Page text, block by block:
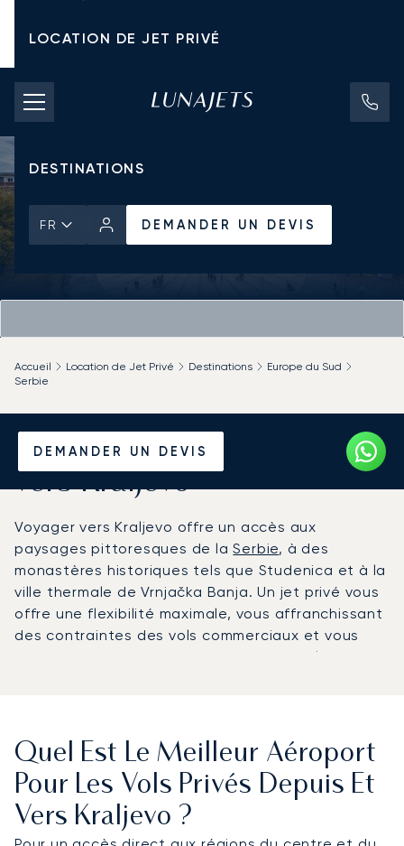
LOCATION DE JET PRIVÉ
TARIFS D'AFFRÈTEMENT
JETS PRIVÉS
DESTINATIONS
FR DEMANDER UN DEVIS
DEMANDER UN DEVIS
Accueil Location de Jet Privé Destinations
Europe du Sud
Serbie
Louer un Jet Privé depuis et
vers Kraljevo
Voyager vers Kraljevo offre un accès aux
paysages pittoresques de laSerbie, à des
monastères historiques tels que Studenica et à la
ville thermale de Vrnjačka Banja. Un jet privé vous
offre une flexibilité maximale, vous affranchissant
des contraintes des vols commerciaux et vous
garantissant une expérience de voyage luxueuse
Quel Est Le Meilleur Aéroport
Pour Les Vols Privés Depuis Et
Vers Kraljevo ?